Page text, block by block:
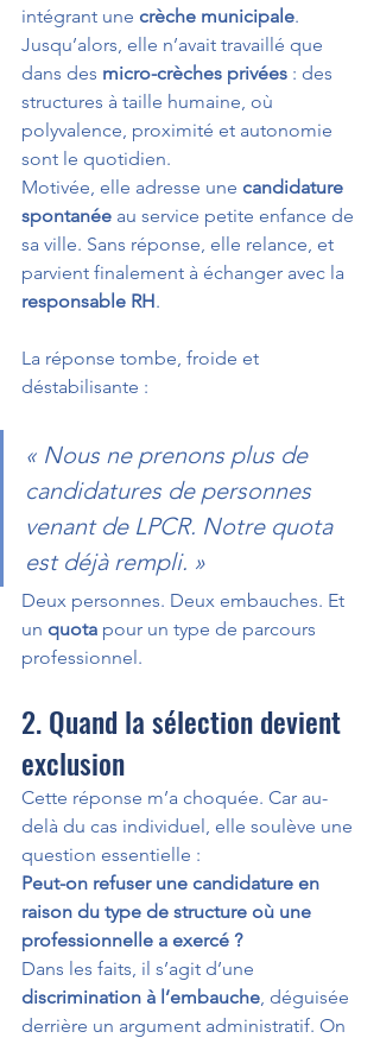
intégrant une crèche municipale.
Jusqu’alors, elle n’avait travaillé que
dans des micro-crèches privées : des
structures à taille humaine, où
polyvalence, proximité et autonomie
sont le quotidien.
Motivée, elle adresse une candidature
spontanée au service petite enfance de
sa ville. Sans réponse, elle relance, et
parvient finalement à échanger avec la
responsable RH.
La réponse tombe, froide et
déstabilisante :
« Nous ne prenons plus de
candidatures de personnes
venant de LPCR. Notre quota
est déjà rempli. »
Deux personnes. Deux embauches. Et
un quota pour un type de parcours
professionnel.
2. Quand la sélection devient
exclusion
Cette réponse m’a choquée. Car au-
delà du cas individuel, elle soulève une
question essentielle :
Peut-on refuser une candidature en
raison du type de structure où une
professionnelle a exercé ?
Dans les faits, il s’agit d’une
discrimination à l’embauche, déguisée
derrière un argument administratif. On